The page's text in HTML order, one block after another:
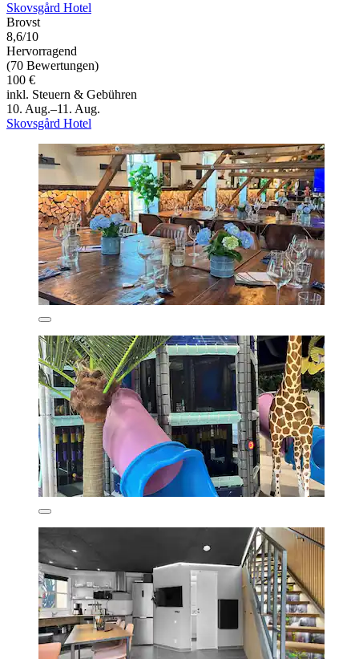
Skovsgård Hotel
Brovst
8,6/10
Hervorragend
(70 Bewertungen)
100 €
inkl. Steuern & Gebühren
10. Aug.–11. Aug.
Skovsgård Hotel